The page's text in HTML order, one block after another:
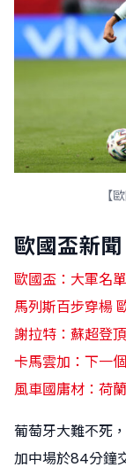
【
歐國盃新聞
風車國庸材：荷
卡馬雲加：下一
謝拉特：蘇超登
馬列斯百步穿楊
歐國盃：大軍名
葡萄牙大難不死
加中場於84分鐘